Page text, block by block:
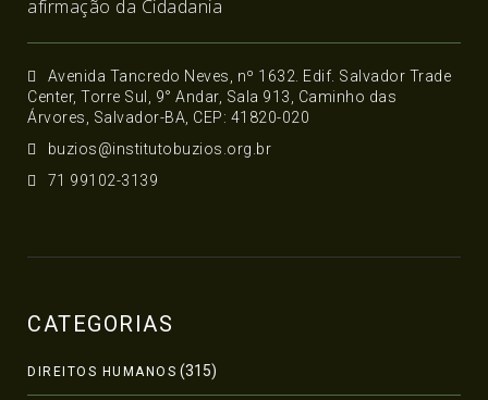
afirmação da Cidadania
Avenida Tancredo Neves, nº 1632. Edif. Salvador Trade
Center, Torre Sul, 9° Andar, Sala 913, Caminho das
Árvores, Salvador-BA, CEP: 41820-020
buzios@institutobuzios.org.br
71 99102-3139
CATEGORIAS
DIREITOS HUMANOS (315)